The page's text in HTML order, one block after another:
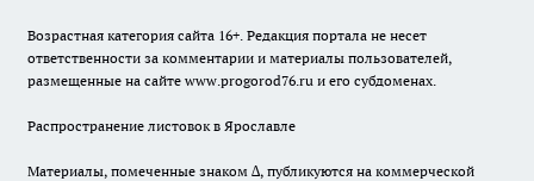
Возрастная категория сайта 16+. Редакция портала не несет
ответственности за комментарии и материалы пользователей,
размещенные на сайте www.progorod76.ru и его субдоменах.
Распространение листовок в Ярославле
Материалы, помеченные знаком ∆, публикуются на коммерческой